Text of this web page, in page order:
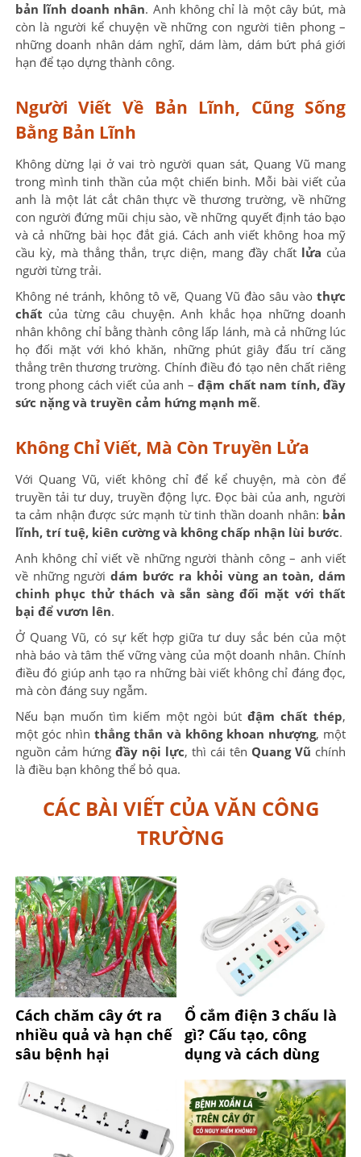
bản lĩnh doanh nhân. Anh không chỉ là một cây bút, mà
còn là người kể chuyện về những con người tiên phong –
những doanh nhân dám nghĩ, dám làm, dám bứt phá giới
hạn để tạo dựng thành công.
Người Viết Về Bản Lĩnh, Cũng Sống
Bằng Bản Lĩnh
Không dừng lại ở vai trò người quan sát, Quang Vũ mang
trong mình tinh thần của một chiến binh. Mỗi bài viết của
anh là một lát cắt chân thực về thương trường, về những
con người đứng mũi chịu sào, về những quyết định táo bạo
và cả những bài học đắt giá. Cách anh viết không hoa mỹ
cầu kỳ, mà thẳng thắn, trực diện, mang đầy chất lửa của
người từng trải.
Không né tránh, không tô vẽ, Quang Vũ đào sâu vàothực
chất của từng câu chuyện. Anh khắc họa những doanh
nhân không chỉ bằng thành công lấp lánh, mà cả những lúc
họ đối mặt với khó khăn, những phút giây đấu trí căng
thẳng trên thương trường. Chính điều đó tạo nên chất riêng
trong phong cách viết của anh –đậm chất nam tính, đầy
sức nặng và truyền cảm hứng mạnh mẽ.
Không Chỉ Viết, Mà Còn Truyền Lửa
Với Quang Vũ, viết không chỉ để kể chuyện, mà còn để
truyền tải tư duy, truyền động lực. Đọc bài của anh, người
ta cảm nhận được sức mạnh từ tinh thần doanh nhân: bản
lĩnh, trí tuệ, kiên cường và không chấp nhận lùi bước.
Anh không chỉ viết về những người thành công – anh viết
về những ngườidám bước ra khỏi vùng an toàn, dám
chinh phục thử thách và sẵn sàng đối mặt với thất
bại để vươn lên.
Ở Quang Vũ, có sự kết hợp giữa tư duy sắc bén của một
nhà báo và tâm thế vững vàng của một doanh nhân. Chính
điều đó giúp anh tạo ra những bài viết không chỉ đáng đọc,
mà còn đáng suy ngẫm.
Nếu bạn muốn tìm kiếm một ngòi bútđậm chất thép,
một góc nhìn thẳng thắn và không khoan nhượng, một
nguồn cảm hứng đầy nội lực, thì cái tên Quang Vũ chính
là điều bạn không thể bỏ qua.
CÁC BÀI VIẾT CỦA VĂN CÔNG
TRƯỜNG
Cách chăm cây ớt ra
nhiều quả và hạn chế
sâu bệnh hại
Ổ cắm điện 3 chấu là
gì? Cấu tạo, công
dụng và cách dùng